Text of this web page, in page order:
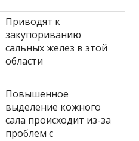
Приводят к
закупориванию
сальных желез в этой
области
Повышенное
выделение кожного
сала происходит из-за
проблем с